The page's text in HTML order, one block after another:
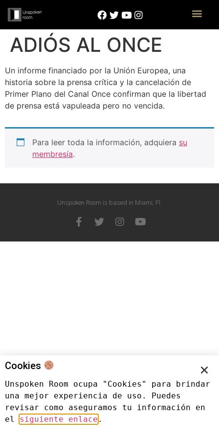
ADIÓS AL ONCE
Un informe financiado por la Unión Europea, una
historia sobre la prensa crítica y la cancelación de
Primer Plano del Canal Once confirman que la libertad
de prensa está vapuleada pero no vencida.
Para leer toda la información, adquiera su
membresía.
Unspoken Room is based in Miami, Fl.
Cookies
Unspoken Room ocupa "Cookies" para brindar
una mejor experiencia de uso. Puedes
revisar como aseguramos tu información en
el siguiente enlace .